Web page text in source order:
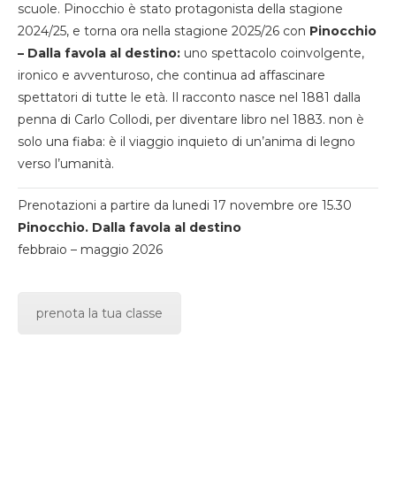
scuole. Pinocchio è stato protagonista della stagione
2024/25, e torna ora nella stagione 2025/26 con Pinocchio
– Dalla favola al destino: uno spettacolo coinvolgente,
ironico e avventuroso, che continua ad affascinare
spettatori di tutte le età. Il racconto nasce nel 1881 dalla
penna di Carlo Collodi, per diventare libro nel 1883. non è
solo una fiaba: è il viaggio inquieto di un’anima di legno
verso l’umanità.
Prenotazioni a partire da lunedi 17 novembre ore 15.30
Pinocchio. Dalla favola al destino
febbraio – maggio 2026
prenota la tua classe